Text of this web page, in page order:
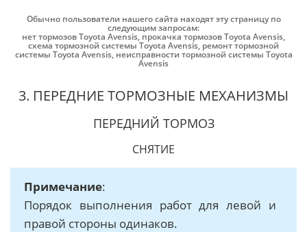
Обычно пользователи нашего сайта находят эту страницу по
следующим запросам:
нет тормозов Toyota Avensis, прокачка тормозов Toyota Avensis,
схема тормозной системы Toyota Avensis, ремонт тормозной
системы Toyota Avensis, неисправности тормозной системы Toyota
Avensis
3. ПЕРЕДНИЕ ТОРМОЗНЫЕ МЕХАНИЗМЫ
ПЕРЕДНИЙ ТОРМОЗ
СНЯТИЕ
Примечание:
Порядок выполнения работ для левой и
правой стороны одинаков.